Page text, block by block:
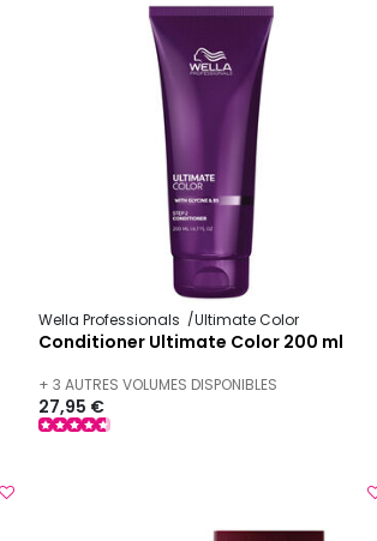
Wella Professionals Ultimate Color
Conditioner Ultimate Color 200 ml
+ 3 AUTRES VOLUMES DISPONIBLES
27,95 €